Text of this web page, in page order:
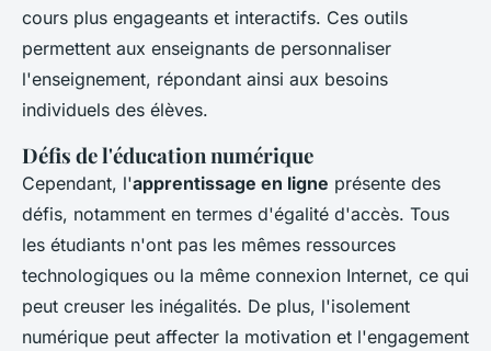
cours plus engageants et interactifs. Ces outils
permettent aux enseignants de personnaliser
l'enseignement, répondant ainsi aux besoins
individuels des élèves.
Défis de l'éducation numérique
Cependant, l'apprentissage en ligne présente des
défis, notamment en termes d'égalité d'accès. Tous
les étudiants n'ont pas les mêmes ressources
technologiques ou la même connexion Internet, ce qui
peut creuser les inégalités. De plus, l'isolement
numérique peut affecter la motivation et l'engagement